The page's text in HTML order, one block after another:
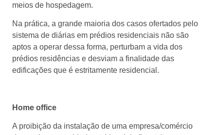
meios de hospedagem.
Na prática, a grande maioria dos casos ofertados pelo
sistema de diárias em prédios residenciais não são
aptos a operar dessa forma, perturbam a vida dos
prédios residências e desviam a finalidade das
edificações que é estritamente residencial.
Home office
A proibição da instalação de uma empresa/comércio